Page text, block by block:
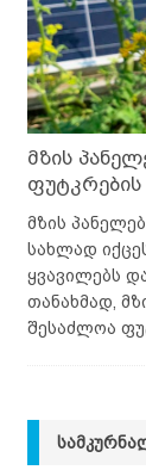
მზის
მზის
სახლად
ყვავილებს
თანახმად,
შესაძლოა